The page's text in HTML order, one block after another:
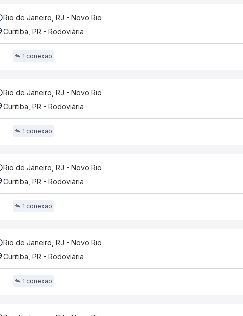
Rio de Janeiro, RJ - Novo Rio
Curitiba, PR - Rodoviária
1 conexão
Rio de Janeiro, RJ - Novo Rio
Curitiba, PR - Rodoviária
1 conexão
Rio de Janeiro, RJ - Novo Rio
Curitiba, PR - Rodoviária
1 conexão
Rio de Janeiro, RJ - Novo Rio
Curitiba, PR - Rodoviária
1 conexão